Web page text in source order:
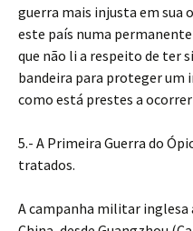
guerra mais injusta em sua
este país numa
que não li a respeito de ter
bandeira para proteger
como está prestes a ocorrer
5.- A Primeira Guerra do
tratados.
A campanha militar inglesa